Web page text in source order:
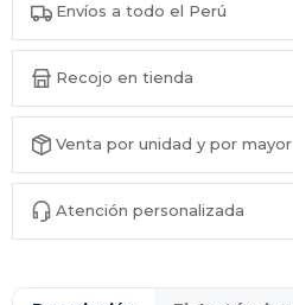
Envíos a todo el Perú
Recojo en tienda
Venta por unidad y por mayor
Atención personalizada